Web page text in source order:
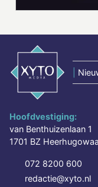
Hoofdvestiging:
van Benthuizenlaan 1
1701 BZ
072 8200 600
redactie@xyto.nl